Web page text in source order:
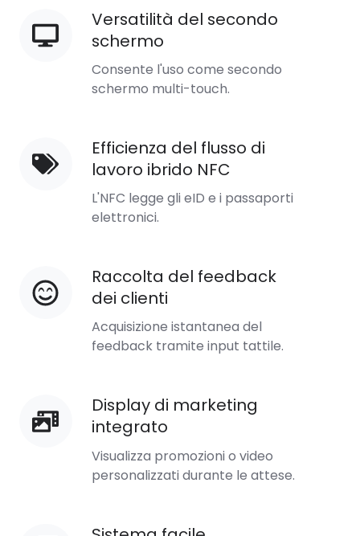
Versatilità del secondo
schermo
Consente l'uso come secondo
schermo multi-touch.
Versatilità
del
Efficienza del flusso di
lavoro ibrido NFC
L'NFC legge gli eID e i passaporti
elettronici.
Efficienza
del
NFC
Raccolta del feedback
dei clienti
Acquisizione istantanea del
feedback tramite input tattile.
Raccolta
del
Display di marketing
integrato
Visualizza promozioni o video
personalizzati durante le attese.
Display
marketing